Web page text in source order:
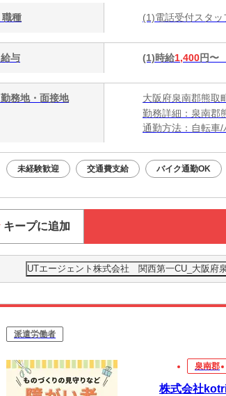
職種 (1)電話受付スタ
給与 (1)時給1,400円〜
勤務地・面接地
大阪府泉南郡熊取
勤務詳細：泉南郡
通勤方法：自転車/
未経験歓迎 交通費支給 バイク通勤OK
キープに追加
UTエージェント株式会社 関西第一CU_大阪府
派遣労働者
泉南郡
株式会社